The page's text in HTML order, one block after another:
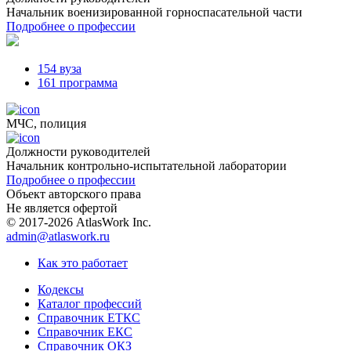
Начальник военизированной горноспасательной части
Подробнее о профессии
154 вуза
161 программа
МЧС, полиция
Должности руководителей
Начальник контрольно-испытательной лаборатории
Подробнее о профессии
Объект авторского права
Не является офертой
© 2017-2026 AtlasWork Inc.
admin@atlaswork.ru
Как это работает
Кодексы
Каталог профессий
Справочник ЕТКС
Справочник ЕКС
Справочник ОКЗ